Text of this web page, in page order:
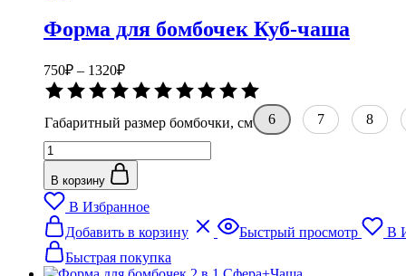
на
странице
Форма для бомбочек Куб-чаша
750₽ – 1320₽Диапазон
цен:
750₽
–
1320₽
0
из
5
Габаритный размер бомбочки, см 6 7 8
Количество
товара
Форма
для
бомбочек
Куб-
чаша
В корзину
В Избранное
Добавить в корзину
Этот
товар
несколько
Быстрый просмотр
В
Быстрая покупка